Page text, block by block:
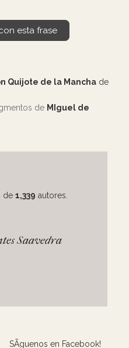
esta frase
Quijote de la Mancha de
de MIguel de
de 1,339 autores.
Saavedra
SÃ­guenos en Facebook!